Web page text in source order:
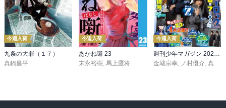
今週入荷
九条の大罪（１７）
真鍋昌平
今週入荷
あかね噺 23
末永裕樹, 馬上鷹将
今週入荷
週刊少年マガジン 2026年36・37号[2026年8月5日発売]
金城宗幸, ノ村優介, 真島ヒロ